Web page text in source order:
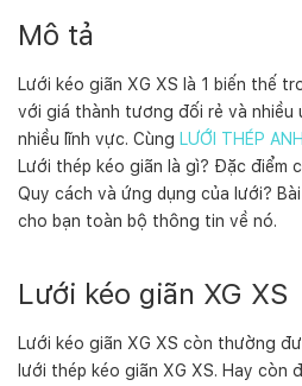
ã
X
G
X
S
s
ố
ợ
g
Mô tả
Lưới kéo giãn XG XS là 1 biến thế
với giá thành tương đối rẻ và
nhiều lĩnh vực. Cùng LƯỚI THÉP
Lưới thép kéo giãn là gì? Đặc điểm
Quy cách và ứng dụng của lưới?
cho bạn toàn bộ thông tin về nó.
Lưới kéo giãn XG XS
Lưới kéo giãn XG XS còn thường
lưới thép kéo giãn XG XS. Hay còn